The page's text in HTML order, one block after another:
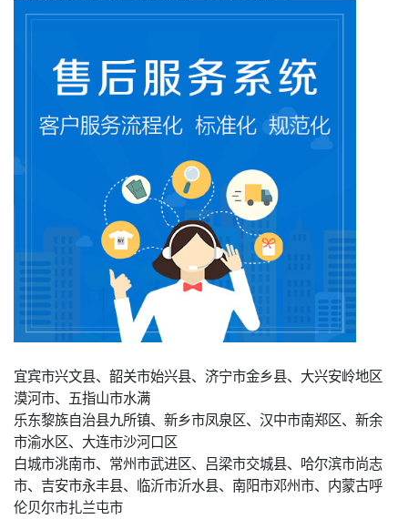
宜宾市兴文县、韶关市始兴县、济宁市金乡县、大兴安岭地区
漠河市、五指山市水满
乐东黎族自治县九所镇、新乡市凤泉区、汉中市南郑区、新余
市渝水区、大连市沙河口区
白城市洮南市、常州市武进区、吕梁市交城县、哈尔滨市尚志
市、吉安市永丰县、临沂市沂水县、南阳市邓州市、内蒙古呼
伦贝尔市扎兰屯市